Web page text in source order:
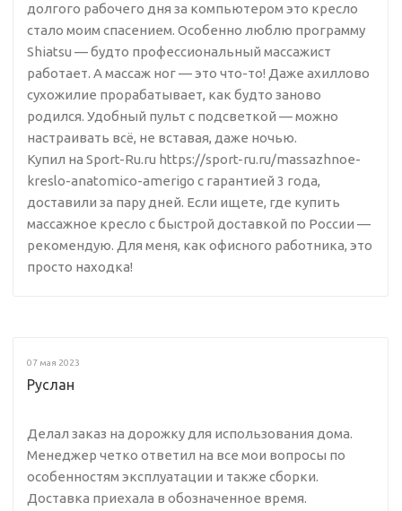
долгого рабочего дня за компьютером это кресло
стало моим спасением. Особенно люблю программу
Shiatsu — будто профессиональный массажист
работает. А массаж ног — это что-то! Даже ахиллово
сухожилие прорабатывает, как будто заново
родился. Удобный пульт с подсветкой — можно
настраивать всё, не вставая, даже ночью.
Купил на Sport-Ru.ru https://sport-ru.ru/massazhnoe-
kreslo-anatomico-amerigo с гарантией 3 года,
доставили за пару дней. Если ищете, где купить
массажное кресло с быстрой доставкой по России —
рекомендую. Для меня, как офисного работника, это
просто находка!
07 мая 2023
Руслан
Делал заказ на дорожку для использования дома.
Менеджер четко ответил на все мои вопросы по
особенностям эксплуатации и также сборки.
Доставка приехала в обозначенное время.